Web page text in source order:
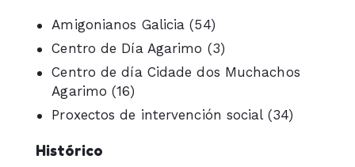
Amigonianos Galicia (54)
Centro de Día Agarimo (3)
Centro de día Cidade dos Muchachos
Agarimo (16)
Proxectos de intervención social(34)
Histórico